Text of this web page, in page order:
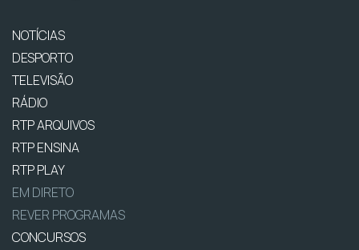
NOTÍCIAS
DESPORTO
TELEVISÃO
RÁDIO
RTP ARQUIVOS
RTP ENSINA
RTP PLAY
EM DIRETO
REVER PROGRAMAS
CONCURSOS